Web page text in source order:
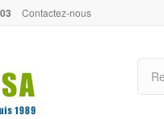
Contactez-nous